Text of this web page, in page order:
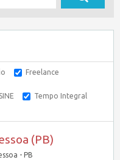
Freelance
SINE
Tempo Integral
(PB)
- PB